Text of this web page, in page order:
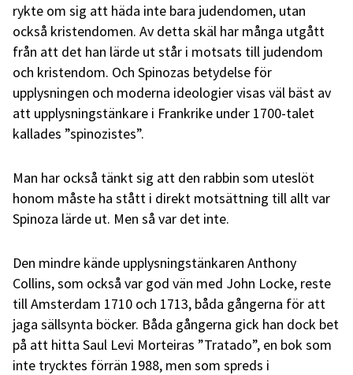
rykte om sig att häda inte bara judendomen, utan
också kristendomen. Av detta skäl har många utgått
från att det han lärde ut står i motsats till judendom
och kristendom. Och Spinozas betydelse för
upplysningen och moderna ideologier visas väl bäst av
att upplysningstänkare i Frankrike under 1700-talet
kallades ”spinozistes”.
Man har också tänkt sig att den rabbin som uteslöt
honom måste ha stått i direkt motsättning till allt var
Spinoza lärde ut. Men så var det inte.
Den mindre kände upplysningstänkaren Anthony
Collins, som också var god vän med John Locke, reste
till Amsterdam 1710 och 1713, båda gångerna för att
jaga sällsynta böcker. Båda gångerna gick han dock bet
på att hitta Saul Levi Morteiras ”Tratado”, en bok som
inte trycktes förrän 1988, men som spreds i